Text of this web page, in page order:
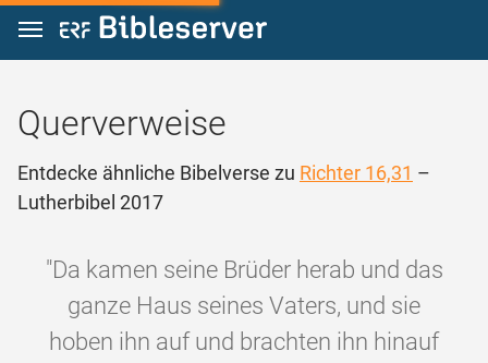
Zum Inhalt springen
Querverweise
Entdecke ähnliche Bibelverse zu Richter 16,31 –
Lutherbibel 2017
"Da kamen seine Brüder herab und das
ganze Haus seines Vaters, und sie
hoben ihn auf und brachten ihn hinauf